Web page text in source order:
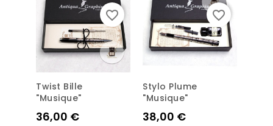
Twist Bille
"Musique"
Prix
36,00 €
favorite_border
Stylo Plume
"Musique"
Prix
38,00 €
favorite_border